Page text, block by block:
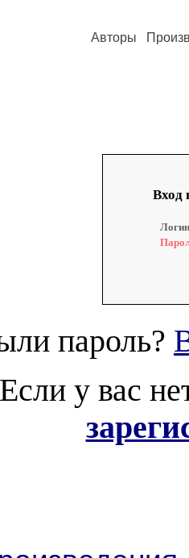
Авторы
Вход
пароль?
Если у вас